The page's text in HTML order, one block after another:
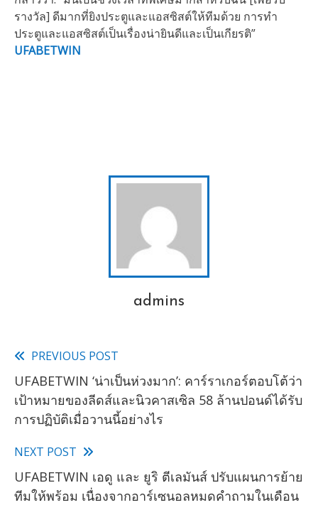
รางวัล] ดีมากที่ยิงประตูและแอสซิสต์ให้ทีมด้วย การทำ
ประตูและแอสซิสต์เป็นเรื่องน่ายินดีและเป็นเกียรติ”
UFABETWIN
admins
Read
more
articles
PREVIOUS POST
UFABETWIN ‘น่าเป็นห่วงมาก’: คาร์ราเกอร์ตอบโต้ว่า
เป้าหมายของลีดส์และนิวคาสเซิล 58 ล้านปอนด์ได้รับ
การปฏิบัติเมื่อวานนี้อย่างไร
NEXT POST
UFABETWIN เอดู และ ยูริ ตีเลมันส์ ปรับแผนการย้าย
ทีมให้พร้อม เนื่องจากอาร์เซนอลหมดคําถามในเดือน